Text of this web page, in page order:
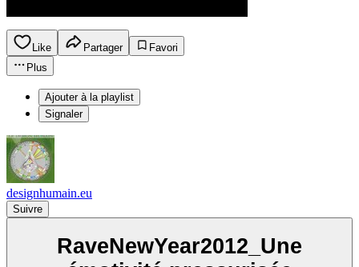
Like Partager
Favori
Plus
Ajouter à la playlist
Signaler
designhumain.eu
Suivre
RaveNewYear2012_Une